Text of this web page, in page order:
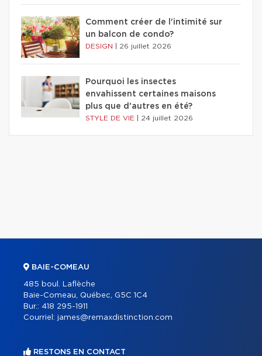
Comment créer de l'intimité sur
un balcon de condo?
DESIGN 26 juillet 2026
Pourquoi les insectes
envahissent certaines maisons
plus que d'autres en été?
STYLE DE VIE 24 juillet 2026
BAIE-COMEAU
485 boul. Laflèche
Baie-Comeau, Québec, G5C 1C4
Bur.: 418 295-1911
Courriel: james@remaxdistinction.com
RESTONS EN CONTACT